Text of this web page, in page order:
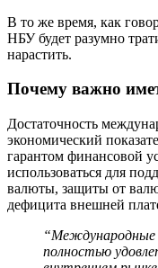
В то же время, как
НБУ будет разумно
нарастить.
Почему важно
Достаточность
экономический
гарантом финансовой
использоваться для
валюты, защиты от
дефицита внешней
“Международные
полностью